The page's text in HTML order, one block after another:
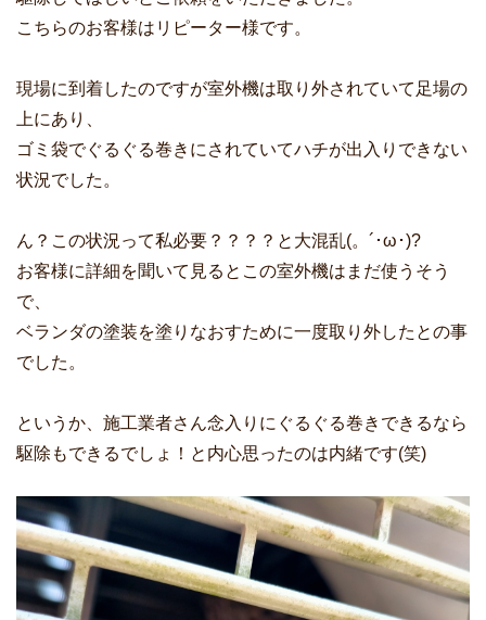
こちらのお客様はリピーター様です。
現場に到着したのですが室外機は取り外されていて足場の
上にあり、
ゴミ袋でぐるぐる巻きにされていてハチが出入りできない
状況でした。
ん？この状況って私必要？？？？と大混乱(。´･ω･)?
お客様に詳細を聞いて見るとこの室外機はまだ使うそう
で、
ベランダの塗装を塗りなおすために一度取り外したとの事
でした。
というか、施工業者さん念入りにぐるぐる巻きできるなら
駆除もできるでしょ！と内心思ったのは内緒です(笑)